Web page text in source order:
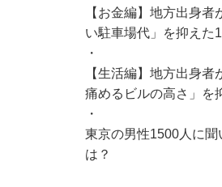
【お金編】地方出身
い駐車場代」を抑えた
・
【生活編】地方出身
痛めるビルの高さ」を
・
東京の男性1500人に
は？